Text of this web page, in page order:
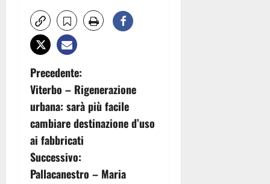
N
a
v
i
g
Precedente:
Viterbo – Rigenerazione
urbana: sarà più facile
cambiare destinazione d’uso
ai fabbricati
Successivo:
Pallacanestro – Maria